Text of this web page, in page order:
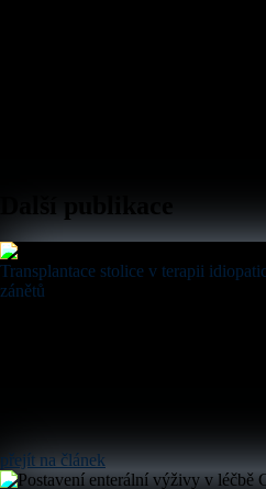
Další publikace
Transplantace stolice v terapii
zánětů
přejít na článek